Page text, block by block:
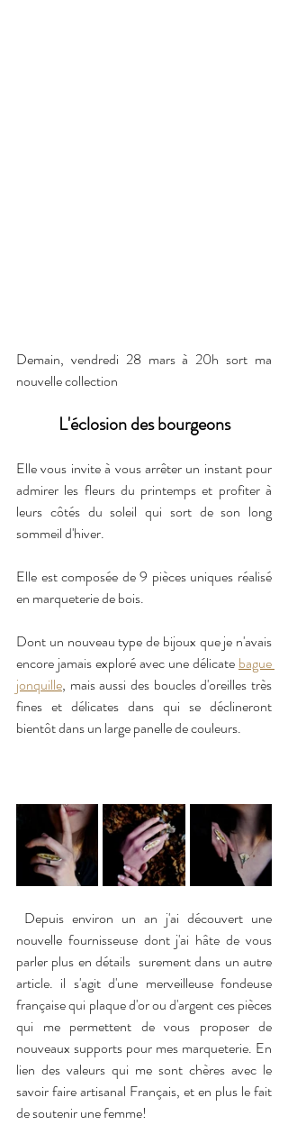
Demain, vendredi 28 mars à 20h sort ma
nouvelle collection
L'éclosion des bourgeons
Elle vous invite à vous arrêter un instant pour
admirer les fleurs du printemps et profiter à
leurs côtés du soleil qui sort de son long
sommeil d'hiver.
Elle est composée de 9 pièces uniques réalisé
en marqueterie de bois.
Dont un nouveau type de bijoux que je n'avais
encore jamais exploré avec une délicate bague
jonquille, mais aussi des boucles d'oreilles très
fines et délicates dans qui se déclineront
bientôt dans un large panelle de couleurs.
Depuis environ un an j'ai découvert une
nouvelle fournisseuse dont j'ai hâte de vous
parler plus en détails  surement dans un autre
article. il s'agit d'une merveilleuse fondeuse
française qui plaque d'or ou d'argent ces pièces
qui me permettent de vous proposer de
nouveaux supports pour mes marqueterie. En
lien des valeurs qui me sont chères avec le
savoir faire artisanal Français, et en plus le fait
de soutenir une femme!